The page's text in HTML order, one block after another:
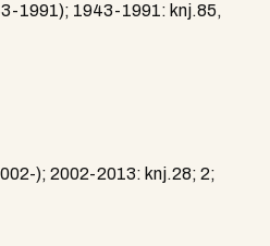
1991); 1943-1991: knj.85,
); 2002-2013: knj.28; 2;